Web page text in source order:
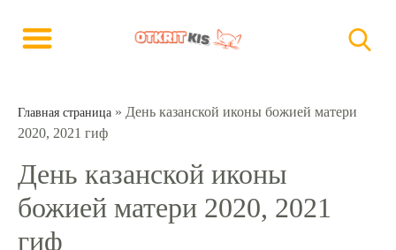
Главная страница » День казанской иконы божией матери
2020, 2021 гиф
День казанской иконы
божией матери 2020, 2021
гиф